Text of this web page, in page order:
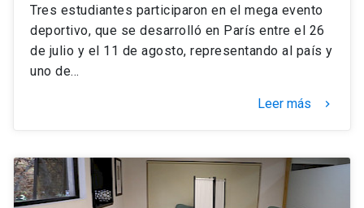
Tres estudiantes participaron en el mega evento
deportivo, que se desarrolló en París entre el 26
de julio y el 11 de agosto, representando al país y
uno de…
Leer más keyboard_arrow_right